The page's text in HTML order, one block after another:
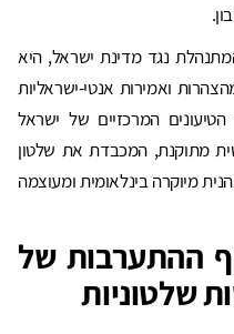
נגד מדינת ישראל, היא
ואמירות אנטי-ישראליות
המרכזיים של ישראל
מתוקנת, המכבדת את שלטון
מיוקרה בינלאומית ומעוצמה
ההתערבות של
שלטוניות